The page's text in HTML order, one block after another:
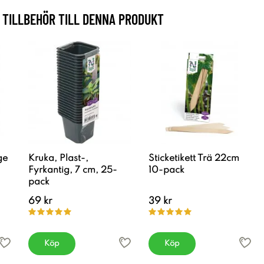
TILLBEHÖR TILL DENNA PRODUKT
Kruka, Plast-,
Fyrkantig, 7 cm, 25-
pack
69 kr
Köp
Sticketikett Trä 22cm
10-pack
39 kr
Köp